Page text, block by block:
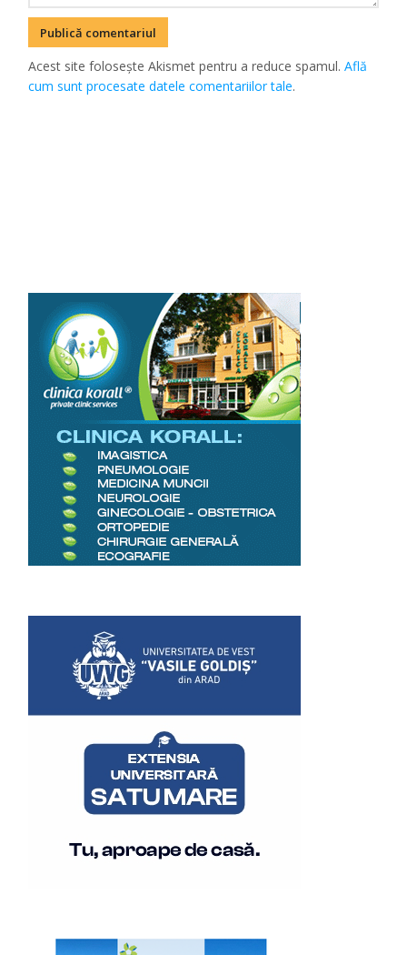
Acest site folosește Akismet pentru a reduce spamul.Află
cum sunt procesate datele comentariilor tale.